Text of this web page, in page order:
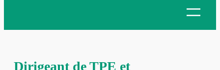
Dirigeant de TPE et